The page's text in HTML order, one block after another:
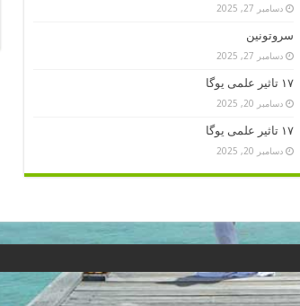
دسامبر 27, 2025
سروتونین
دسامبر 27, 2025
۱۷ تاثیر علمی یوگا
دسامبر 20, 2025
۱۷ تاثیر علمی یوگا
دسامبر 20, 2025